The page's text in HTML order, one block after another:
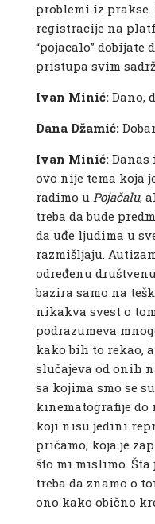
problemi iz prakse.
registracije na
“pojacalo” dobijate
pristupa svim
Ivan Minić:Dano,
Dana Džamić:
Ivan Minić:Danas
ovo nije tema koja
radimo u Pojačalu,
treba da bude
da uđe ljudima u
razmišljaju.
određenu
bazira samo na
nikakva svest o
podrazumeva
kako bih to rekao,
slučajeva od onih
sa kojima smo se
kinematografije
koji nisu jedini
pričamo, koja je
što mi mislimo. Šta
treba da znamo o
ono kako obično